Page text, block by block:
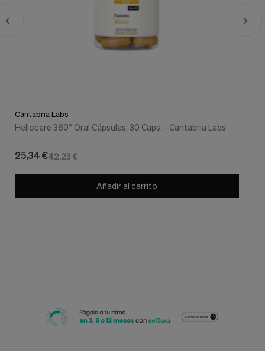
Cantabria Labs
Heliocare 360° Oral Cápsulas, 30 Caps. - Cantabria Labs
42,23 €
25,34 €
Añadir al carrito